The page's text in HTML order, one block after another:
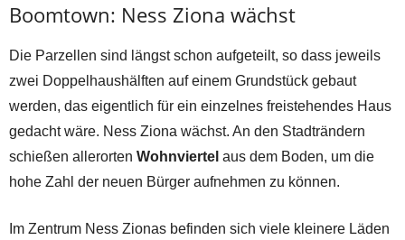
Boomtown: Ness Ziona wächst
Die Parzellen sind längst schon aufgeteilt, so dass jeweils
zwei Doppelhaushälften auf einem Grundstück gebaut
werden, das eigentlich für ein einzelnes freistehendes Haus
gedacht wäre. Ness Ziona wächst. An den Stadträndern
schießen allerorten Wohnviertel aus dem Boden, um die
hohe Zahl der neuen Bürger aufnehmen zu können.
Im Zentrum Ness Zionas befinden sich viele kleinere Läden